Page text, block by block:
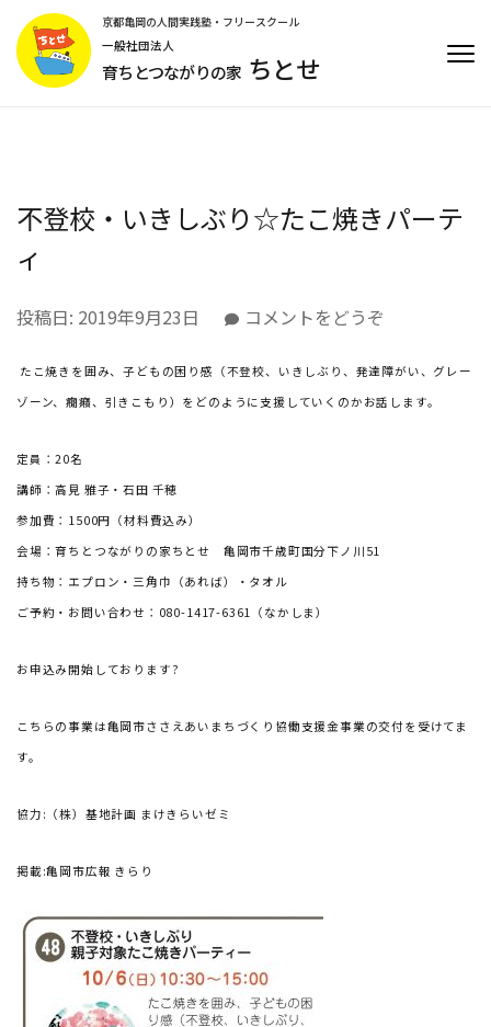
(Enter
京都亀岡の人間実践塾・フリースクール
一般社団法人
育ちとつながりの家 ちとせ
不登校・いきしぶり☆たこ焼きパーテ
ィ
投稿日: 2019年9月23日 コメントをどうぞ
校・
い
ィ)
たこ焼きを囲み、子どもの困り感（不登校、いきしぶり、発達障がい、グレー
ゾーン、癇癪、引きこもり）をどのように支援していくのかお話します。
定員：20名
講師：高見 雅子・石田 千穂
参加費：1500円（材料費込み）
会場：育ちとつながりの家ちとせ 亀岡市千歳町国分下ノ川51
持ち物：エプロン・三角巾（あれば）・タオル
ご予約・お問い合わせ：080-1417-6361（なかしま）
お申込み開始しております?
こちらの事業は亀岡市ささえあいまちづくり協働支援金事業の交付を受けてま
す。
協力:（株）基地計画 まけきらいゼミ
掲載:亀岡市広報 きらり